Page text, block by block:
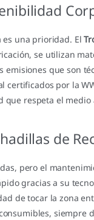
es una prioridad. El
se utilizan
emisiones que son
por la
respeta el medio
de
pero el
gracias a su
de tocar la zona
siempre